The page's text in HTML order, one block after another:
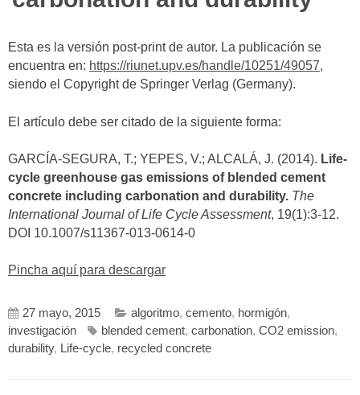
Esta es la versión post-print de autor. La publicación se
encuentra en: https://riunet.upv.es/handle/10251/49057,
siendo el Copyright de Springer Verlag (Germany).
El artículo debe ser citado de la siguiente forma:
GARCÍA-SEGURA, T.; YEPES, V.; ALCALÁ, J. (2014). Life-
cycle greenhouse gas emissions of blended cement
concrete including carbonation and durability. The
International Journal of Life Cycle Assessment, 19(1):3-12.
DOI 10.1007/s11367-013-0614-0
Pincha aquí para descargar
27 mayo, 2015 algoritmo, cemento, hormigón,
investigación
blended cement, carbonation, CO2 emission,
durability, Life-cycle, recycled concrete